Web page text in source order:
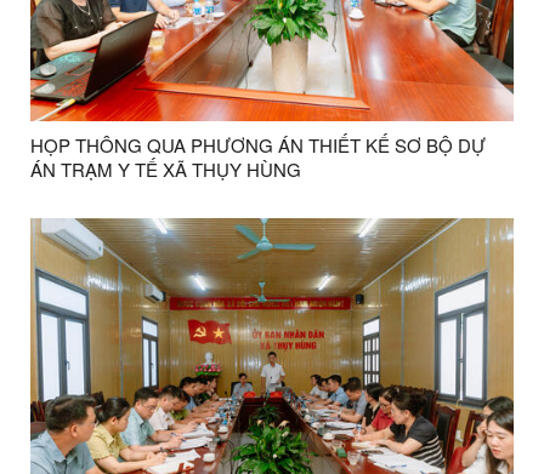
HỌP THÔNG QUA PHƯƠNG ÁN THIẾT KẾ SƠ BỘ DỰ
ÁN TRẠM Y TẾ XÃ THỤY HÙNG